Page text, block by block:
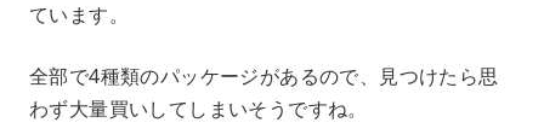
ています。
全部で4種類のパッケージがあるので、見つけたら思
わず大量買いしてしまいそうですね。